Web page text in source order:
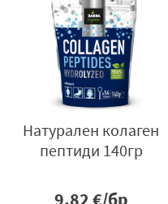
Натурален колаген
пептиди 140гр